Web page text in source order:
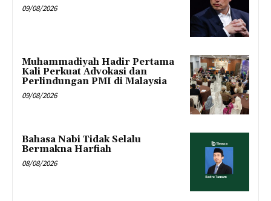
09/08/2026
Muhammadiyah Hadir Pertama
Kali Perkuat Advokasi dan
Perlindungan PMI di Malaysia
09/08/2026
Bahasa Nabi Tidak Selalu
Bermakna Harfiah
08/08/2026